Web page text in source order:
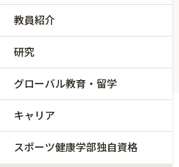
教員紹介
研究
グローバル教育・留学
キャリア
スポーツ健康学部独自資格